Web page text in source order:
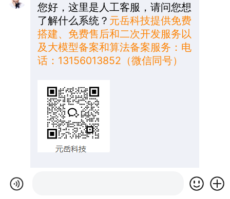
您好，这里是人工客服，请问您想
了解什么系统？ 元岳科技提供免费
搭建、免费售后和二次开发服务以
及大模型备案和算法备案服务：电
话：13156013852（微信同号）